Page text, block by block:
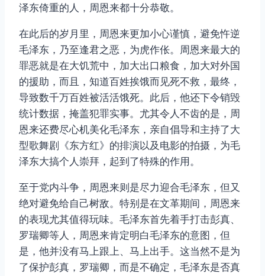
泽东倚重的人，周恩来都十分恭敬。
在此后的岁月里，周恩来更加小心谨慎，避免忤逆
毛泽东，乃至逢君之恶，为虎作伥。周恩来最大的
罪恶就是在大饥荒中，加大出口粮食，加大对外国
的援助，而且，知道百姓挨饿而见死不救，最终，
导致数千万百姓被活活饿死。此后，他还下令销毁
统计数据，掩盖犯罪实事。尤其令人不齿的是，周
恩来还费尽心机美化毛泽东，亲自倡导和主持了大
型歌舞剧《东方红》的排演以及电影的拍摄，为毛
泽东大搞个人崇拜，起到了特殊的作用。
至于党内斗争，周恩来则是尽力迎合毛泽东，但又
绝对避免给自己树敌。特别是在文革期间，周恩来
的表现尤其值得玩味。毛泽东首先着手打击彭真、
罗瑞卿等人，周恩来肯定明白毛泽东的意图，但
是，他并没有马上跟上、马上出手。这当然不是为
了保护彭真，罗瑞卿，而是不确定，毛泽东是否真